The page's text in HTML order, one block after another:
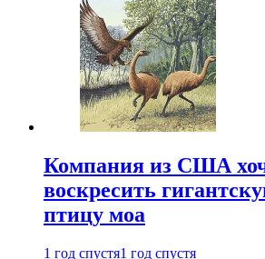
Компания из США
воскресить
птицу моа
1 год спустя1 год спустя